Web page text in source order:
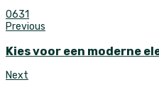
0631
Previous
Kies voor een moderne
Next